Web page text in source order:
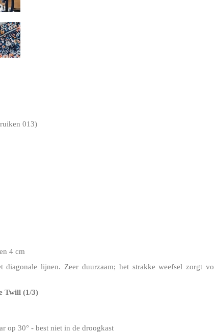
013)
4 cm
diagonale lijnen. Zeer duurzaam; het strakke weefsel zorgt
Twill (1/3)
op 30° - best niet in de droogkast